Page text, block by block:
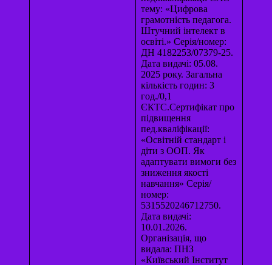
тему: «Цифрова
грамотність педагога.
Штучний інтелект в
освіті.» Серія/номер:
ДН 4182253/07379-25.
Дата видачі: 05.08.
2025 року. Загальна
кількість годин: 3
год./0,1
ЄКТС.Сертифікат про
підвищення
пед.кваліфікації:
«Освітній стандарт і
діти з ООП. Як
адаптувати вимоги без
зниження якості
навчання» Серія/
номер:
5315520246712750.
Дата видачі:
10.01.2026.
Організація, що
видала: ПНЗ
«Київський Інститут